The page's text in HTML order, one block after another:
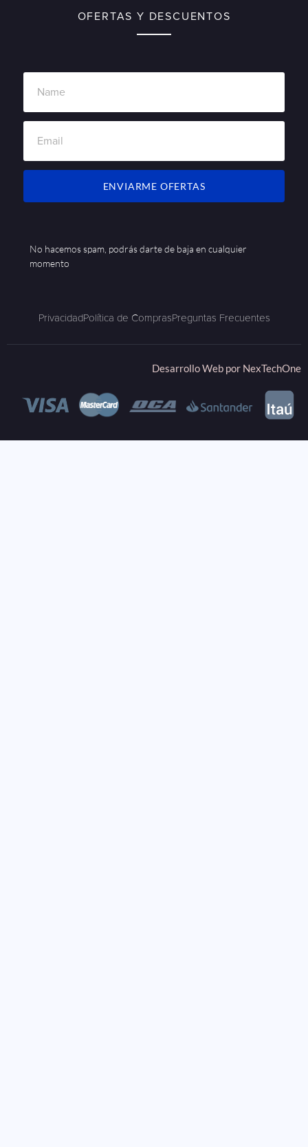
OFERTAS Y DESCUENTOS
ENVIARME OFERTAS
No hacemos spam, podrás darte de baja en cualquier
momento
PrivacidadPolítica de ComprasPreguntas Frecuentes
Desarrollo Web por NexTechOne